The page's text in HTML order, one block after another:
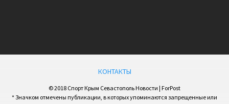
КОНТАКТЫ
© 2018 Спорт Крым Севастополь Новости | ForPost
* Значком отмечены публикации, в которых упоминаются запрещенные или